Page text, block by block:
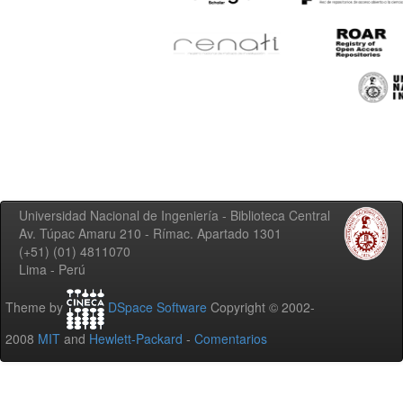
Universidad Nacional de Ingeniería - Biblioteca Central
Av. Túpac Amaru 210 - Rímac. Apartado 1301
(+51) (01) 4811070
Lima - Perú
Theme by DSpace Software Copyright © 2002-
2008 MIT and Hewlett-Packard - Comentarios